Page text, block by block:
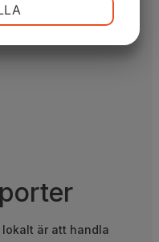
är att handla